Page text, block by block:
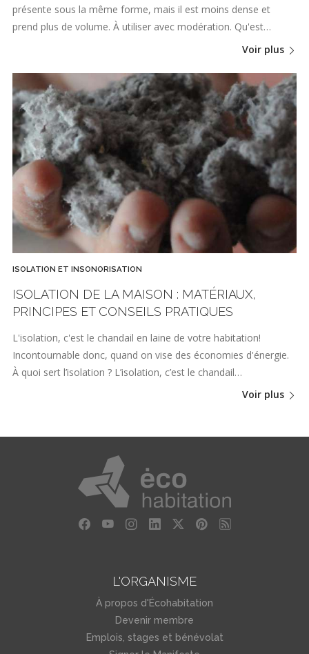
présente sous la même forme, mais il est moins dense et
prend plus de volume. À utiliser avec modération. Qu'est…
Voir plus
ISOLATION ET INSONORISATION
ISOLATION DE LA MAISON : MATÉRIAUX,
PRINCIPES ET CONSEILS PRATIQUES
L'isolation, c'est le chandail en laine de votre habitation!
Incontournable donc, quand on vise des économies d'énergie.
À quoi sert l’isolation ? L’isolation, c’est le chandail…
Voir plus
L'ORGANISME
À propos d'Écohabitation
Devenir membre
Emplois, stages et bénévolat